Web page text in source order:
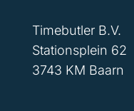
Timebutler B.V.
Stationsplein 62
3743 KM Baarn